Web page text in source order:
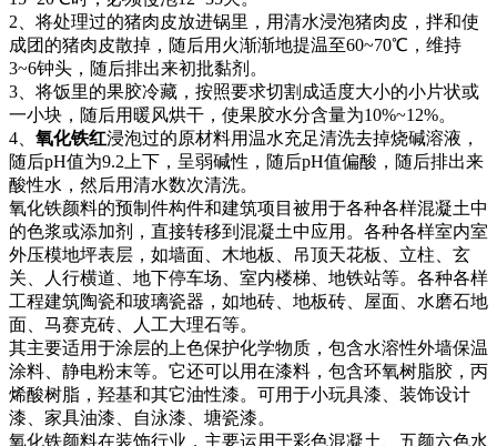
2、将处理过的猪肉皮放进锅里，用清水浸泡猪肉皮，拌和使
成团的猪肉皮散掉，随后用火渐渐地提温至60~70℃，维持
3~6钟头，随后排出来初批黏剂。
3、将饭里的果胶冷藏，按照要求切割成适度大小的小片状或
一小块，随后用暖风烘干，使果胶水分含量为10%~12%。
4、 氧化铁红浸泡过的原材料用温水充足清洗去掉烧碱溶液，
随后pH值为9.2上下，呈弱碱性，随后pH值偏酸，随后排出来
酸性水，然后用清水数次清洗。
氧化铁颜料的预制件构件和建筑项目被用于各种各样混凝土中
的色浆或添加剂，直接转移到混凝土中应用。各种各样室内室
外压模地坪表层，如墙面、木地板、吊顶天花板、立柱、玄
关、人行横道、地下停车场、室内楼梯、地铁站等。各种各样
工程建筑陶瓷和玻璃瓷器，如地砖、地板砖、屋面、水磨石地
面、马赛克砖、人工大理石等。
其主要适用于涂层的上色保护化学物质，包含水溶性外墙保温
涂料、静电粉末等。它还可以用在漆料，包含环氧树脂胶，丙
烯酸树脂，羟基和其它油性漆。可用于小玩具漆、装饰设计
漆、家具油漆、自泳漆、塘瓷漆。
氧化铁颜料在装饰行业，主要运用于彩色混凝土、五颜六色水